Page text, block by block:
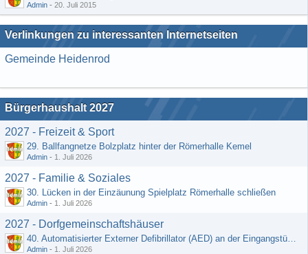
Admin - 20. Juli 2015
Verlinkungen zu interessanten Internetseiten
Gemeinde Heidenrod
Bürgerhaushalt 2027
2027 - Freizeit & Sport
29. Ballfangnetze Bolzplatz hinter der Römerhalle Kemel
Admin - 1. Juli 2026
2027 - Familie & Soziales
30. Lücken in der Einzäunung Spielplatz Römerhalle schließen
Admin - 1. Juli 2026
2027 - Dorfgemeinschaftshäuser
40. Automatisierter Externer Defibrillator (AED) an der Eingangstür zum DGH - Grebenroth
Admin - 1. Juli 2026